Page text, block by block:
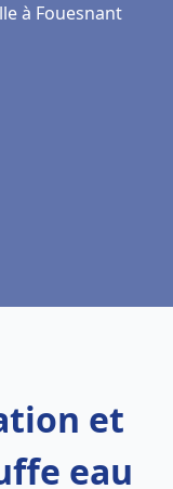
à Fouesnant
et
eau